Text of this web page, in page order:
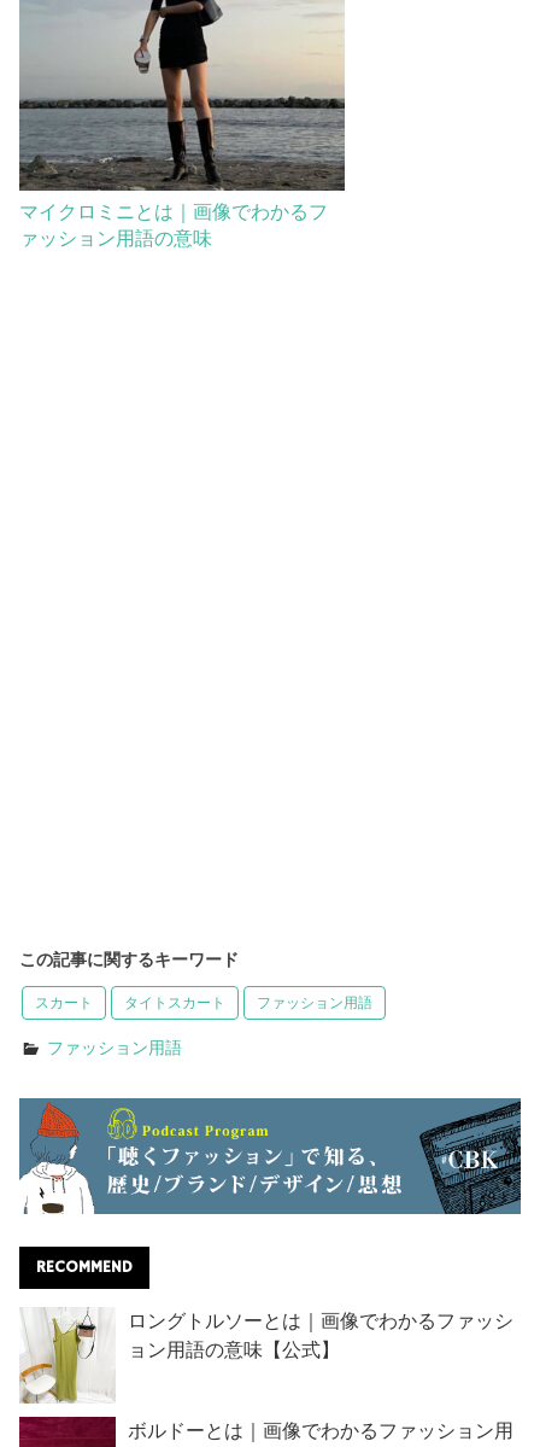
マイクロミニとは｜画像でわかるフ
ァッション用語の意味
この記事に関するキーワード
スカート タイトスカート ファッション用語
ファッション用語
RECOMMEND
ロングトルソーとは｜画像でわかるファッシ
ョン用語の意味【公式】
ボルドーとは｜画像でわかるファッション用